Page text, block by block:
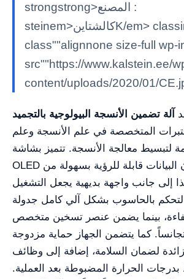
strongstrong>المصنع :
steinem>كالشتاينK/em> classimg
class""alignnone size-full wp-
src""https://www.kalstein.ee/
content/uploads/2020/01/
المتخصصة في علم الأنسجة وعلم
لتبسيط معالجة الأنسجة. تتميز بشاشة
OLED مستوردة، وتكون البيانات قابلة للرؤية بسهولة من
إلى جانب واجهة بديهية يجعل التشغيل
بالحاسوب بشكل آلي كامل جدولة
بينما يضمن عنصر تسخين متخصص
كما يتضمن الجهاز حماية مزدوجة
لضمان السلامة، إضافة إلى وظائف
بدرجات الحرارة المضبوطة بعد العملية.